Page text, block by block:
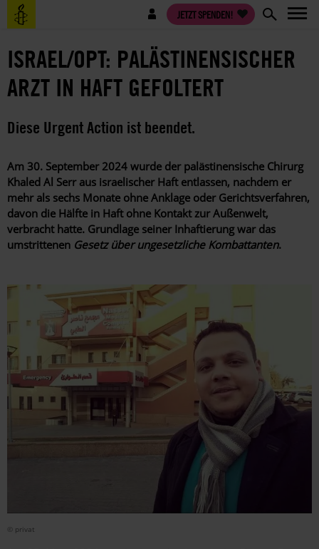
Direkt
zum
Benutzermenü JETZT SPENDEN!
ISRAEL/OPT: PALÄSTINENSISCHER
ARZT IN HAFT GEFOLTERT
Diese Urgent Action ist beendet.
Am 30. September 2024 wurde der palästinensische Chirurg
Khaled Al Serr aus israelischer Haft entlassen, nachdem er
mehr als sechs Monate ohne Anklage oder Gerichtsverfahren,
davon die Hälfte in Haft ohne Kontakt zur Außenwelt,
verbracht hatte. Grundlage seiner Inhaftierung war das
umstrittenen Gesetz über ungesetzliche Kombattanten.
© privat